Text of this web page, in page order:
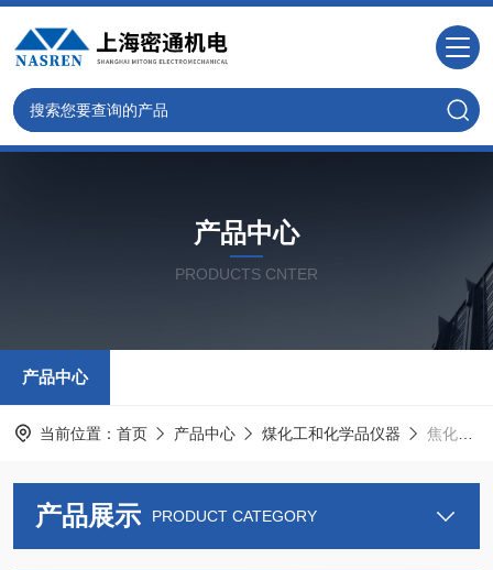
产品中心
PRODUCTS CNTER
产品中心
当前位置： 首页 产品中心 煤化工和化学品仪器 焦化固体类软化点
产品展示 PRODUCT CATEGORY